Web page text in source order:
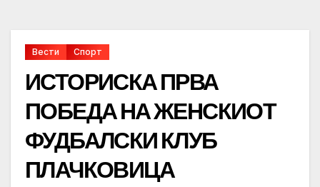
Вести Спорт
ИСТОРИСКА ПРВА
ПОБЕДА НА ЖЕНСКИОТ
ФУДБАЛСКИ КЛУБ
ПЛАЧКОВИЦА